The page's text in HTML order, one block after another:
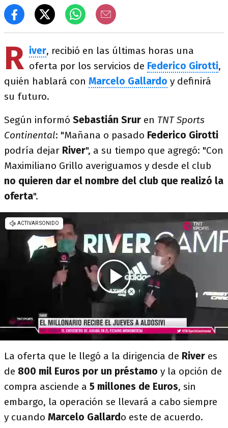
R iver, recibió en las últimas horas una
oferta por los servicios de Federico Girotti,
quién hablará con Marcelo Gallardo y definirá
su futuro.
Según informó Sebastián Srur en TNT Sports
Continental: "Mañana o pasado Federico Girotti
podría dejar River", a su tiempo que agregó: "Con
Maximiliano Grillo averiguamos y desde el club
no quieren dar el nombre del club que realizó la
oferta".
La oferta que le llegó a la dirigencia de River es
de 800 mil Euros por un préstamo y la opción de
compra asciende a 5 millones de Euros, sin
embargo, la operación se llevará a cabo siempre
y cuando Marcelo Gallardo este de acuerdo.